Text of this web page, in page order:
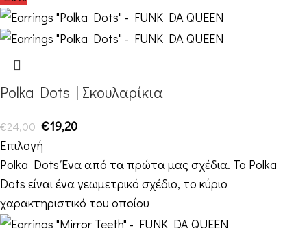
Polka Dots | Σκουλαρίκια
€24,00 €19,20
Επιλογή
Polka Dots Ένα από τα πρώτα μας σχέδια. Το Polka
Dots είναι ένα γεωμετρικό σχέδιο, το κύριο
χαρακτηριστικό του οποίου